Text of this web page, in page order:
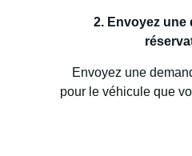
2. Envoyez une
Envoyez une
pour le véhicule que